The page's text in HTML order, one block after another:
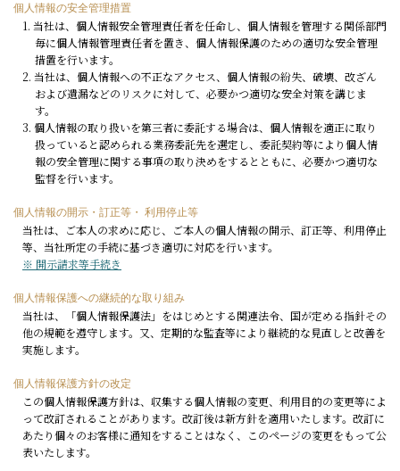
個人情報の安全管理措置
1. 当社は、個人情報安全管理責任者を任命し、個人情報を管理する関係部門
毎に個人情報管理責任者を置き、個人情報保護のための適切な安全管理
措置を行います。
2. 当社は、個人情報への不正なアクセス、個人情報の紛失、破壊、改ざん
および遺漏などのリスクに対して、必要かつ適切な安全対策を講じま
す。
3. 個人情報の取り扱いを第三者に委託する場合は、個人情報を適正に取り
扱っていると認められる業務委託先を選定し、委託契約等により個人情
報の安全管理に関する事項の取り決めをするとともに、必要かつ適切な
監督を行います。
個人情報の開示・訂正等・ 利用停止等
当社は、ご本人の求めに応じ、ご本人の個人情報の開示、訂正等、利用停止
等、当社所定の手続に基づき適切に対応を行います。
※ 開示請求等手続き
個人情報保護への継続的な取り組み
当社は、「個人情報保護法」をはじめとする関連法令、国が定める指針その
他の規範を遵守します。又、定期的な監査等により継続的な見直しと改善を
実施します。
個人情報保護方針の改定
この個人情報保護方針は、収集する個人情報の変更、利用目的の変更等によ
って改訂されることがあります。改訂後は新方針を適用いたします。改訂に
あたり個々のお客様に通知をすることはなく、このページの変更をもって公
表いたします。